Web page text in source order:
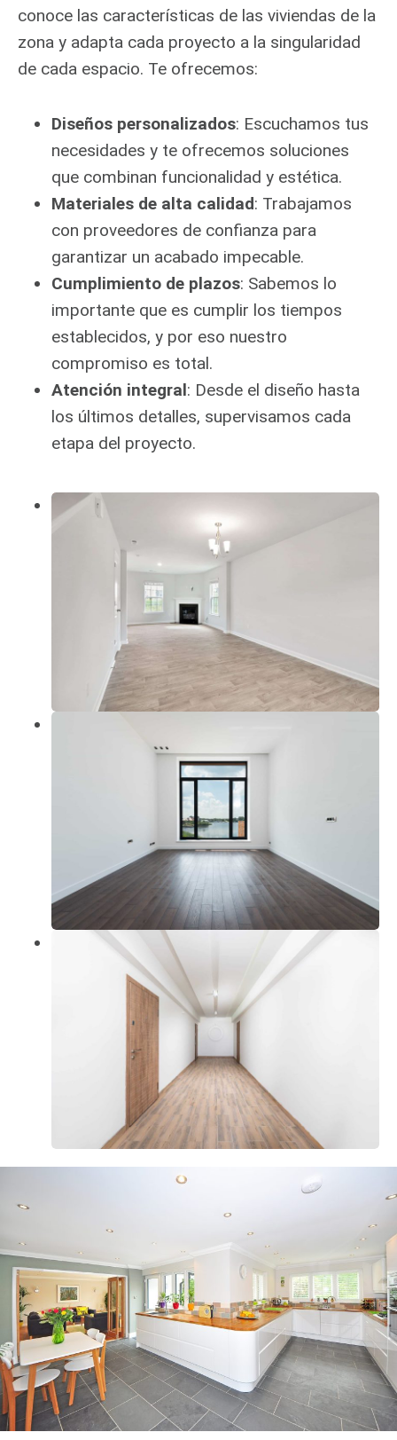
conoce las características de las viviendas de la
zona y adapta cada proyecto a la singularidad
de cada espacio. Te ofrecemos:
Diseños personalizados: Escuchamos tus
necesidades y te ofrecemos soluciones
que combinan funcionalidad y estética.
Materiales de alta calidad: Trabajamos
con proveedores de confianza para
garantizar un acabado impecable.
Cumplimiento de plazos: Sabemos lo
importante que es cumplir los tiempos
establecidos, y por eso nuestro
compromiso es total.
Atención integral: Desde el diseño hasta
los últimos detalles, supervisamos cada
etapa del proyecto.